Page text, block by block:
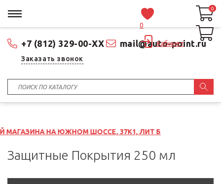
+7 (812) 329-00-XX mail@auto-point.ru
Заказать звонок
0
Кабинет
0
0
НА ЮЖНОМ ШОССЕ, 37К1, ЛИТ Б
Защитные Покрытия 250 мл